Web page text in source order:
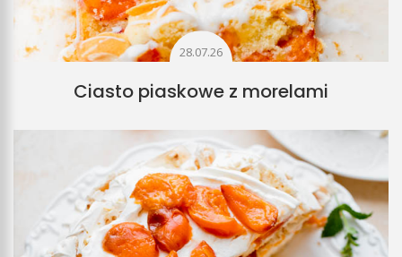
28.07.26
Ciasto piaskowe z morelami